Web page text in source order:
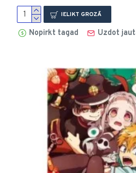
IELIKT GROZĀ
Nopirkt tagad Uzdot